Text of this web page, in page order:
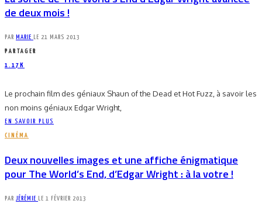
de deux mois !
PAR MARIE LE 21 MARS 2013
PARTAGER
1.17K
Le prochain film des géniaux Shaun of the Dead et Hot Fuzz, à savoir les
non moins géniaux Edgar Wright,
EN SAVOIR PLUS
CINÉMA
Deux nouvelles images et une affiche énigmatique
pour The World’s End, d’Edgar Wright : à la votre !
PAR JÉRÉMIE LE 1 FÉVRIER 2013